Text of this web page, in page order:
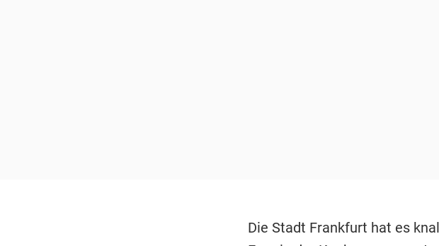
Die Stadt Frankfurt hat es